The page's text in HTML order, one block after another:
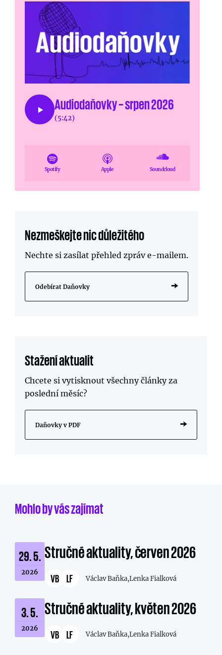
Audiodaňovky – srpen 2026
(5:42)
Spotify Apple Soundcloud
Nezmeškejte nic důležitého
Nechte si zasílat přehled zpráve-mailem.
Odebírat Daňovky
Stažení aktualit
Chcete si vytisknout všechny články za
poslední měsíc?
Daňovky v PDF
Mohlo by vás zajímat
29. 5.
2026
Stručné aktuality, červen 2026
VB LF Václav Baňka,Lenka Fialková
3. 5.
2026
Stručné aktuality, květen 2026
VB LF Václav Baňka,Lenka Fialková